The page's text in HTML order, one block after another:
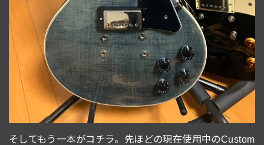
そしてもう一本がコチラ。先ほどの現在使用中のCustom